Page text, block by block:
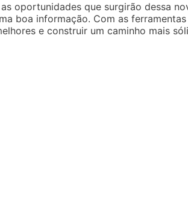
oportunidades que surgirão dessa
boa informação. Com as
e construir um caminho mais